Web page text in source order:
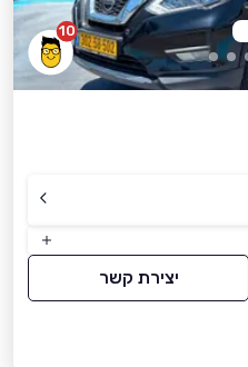
10
יצירת קשר